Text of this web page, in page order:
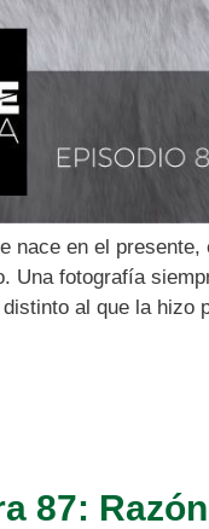
nace en el
Una fotografía
al que la
87: